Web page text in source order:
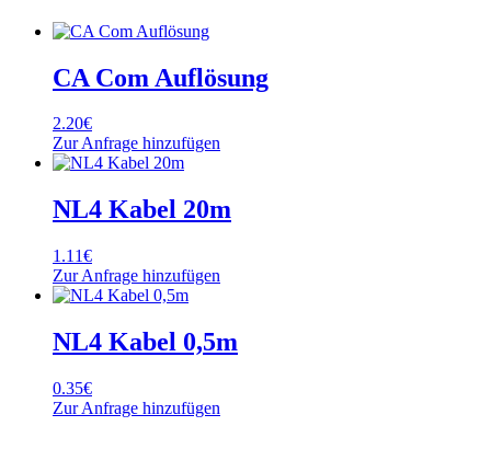
CA Com Auflösung
2.20€
Zur Anfrage hinzufügen
NL4 Kabel 20m
1.11€
Zur Anfrage hinzufügen
NL4 Kabel 0,5m
0.35€
Zur Anfrage hinzufügen